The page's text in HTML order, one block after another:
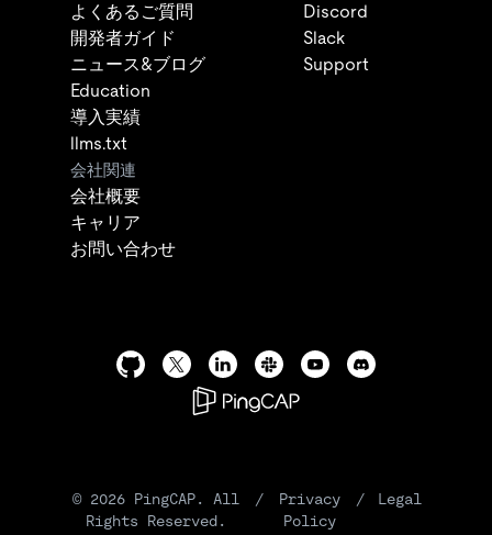
よくあるご質問
開発者ガイド
ニュース&ブログ
Education
導入実績
llms.txt
Discord
Slack
Support
会社関連
会社概要
キャリア
お問い合わせ
© 2026PingCAP. All
Rights Reserved.
/
Privacy
Policy
/ Legal